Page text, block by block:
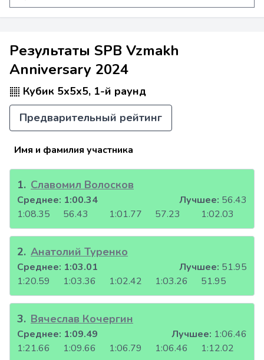
Результаты SPB Vzmakh
Anniversary 2024
Кубик 5x5x5, 1-й раунд
Предварительный рейтинг
Имя и фамилия участника
1. Славомил Волосков
1:08.35 56.43 1:01.77 57.23 1:02.03
Среднее: 1:00.34 Лучшее: 56.43
2. Анатолий Туренко
1:20.59 1:03.36 1:02.42 1:03.26 51.95
Среднее: 1:03.01 Лучшее: 51.95
3. Вячеслав Кочергин
1:21.66 1:09.66 1:06.79 1:06.46 1:12.02
Среднее: 1:09.49 Лучшее: 1:06.46